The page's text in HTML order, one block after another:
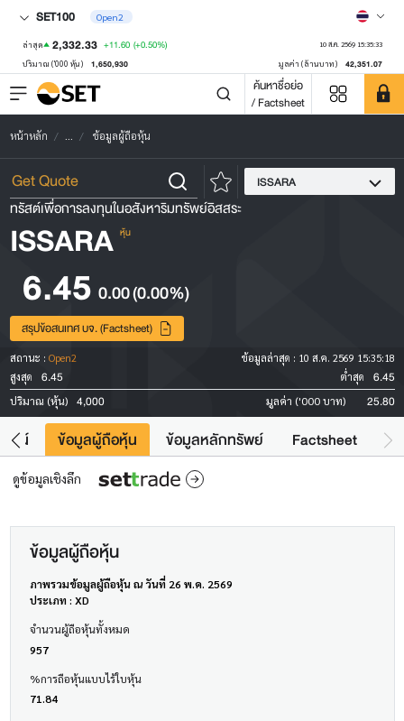
SET100 Open2
ล่าสุด 2,332.33 +11.60 (+0.50%) 10 ส.ค. 2569 15:35:33
ปริมาณ ('000 หุ้น) 1,650,930 มูลค่า (ล้านบาท) 42,351.07
ค้นหาชื่อย่อ
/ Factsheet
หน้าหลัก ... ข้อมูลผู้ถือหุ้น
ISSARA
ทรัสต์เพื่อการลงทุนในอสังหาริมทรัพย์อิสสระ
ISSARA หุ้น
6.45 0.00(0.00%)
สรุปข้อสนเทศ บจ. (Factsheet)
สถานะ : Open2 ข้อมูลล่าสุด : 10 ส.ค. 2569 15:35:18
สูงสุด
6.45 ต่ำสุด 6.45
ปริมาณ (หุ้น) 4,000 มูลค่า ('000 บาท) 25.80
ยชน์ ข้อมูลผู้ถือหุ้น ข้อมูลหลักทรัพย์ Factsheet
ดูข้อมูลเชิงลึก
ข้อมูลผู้ถือหุ้น
ภาพรวมข้อมูลผู้ถือหุ้น ณ วันที่ 26 พ.ค. 2569
ประเภท : XD
จำนวนผู้ถือหุ้นทั้งหมด
957
%การถือหุ้นแบบไร้ใบหุ้น
71.84